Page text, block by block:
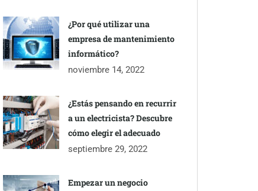
¿Por qué utilizar una
empresa de mantenimiento
informático?
noviembre 14, 2022
¿Estás pensando en recurrir
a un electricista? Descubre
cómo elegir el adecuado
septiembre 29, 2022
Empezar un negocio